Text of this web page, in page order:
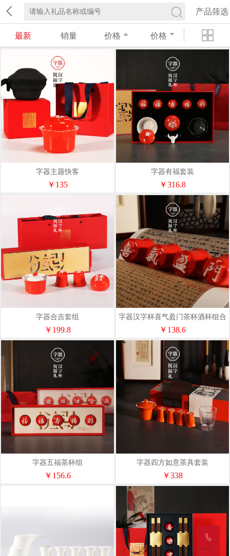
产品筛选
最新 销量 价格 价格
字器主题快客
￥135
字器有福套装
￥316.8
字器合吉套组
￥199.8
字器汉字杯喜气盈门茶杯酒杯组合
装礼盒
￥138.6
字器五福茶杯组
￥156.6
字器四方如意茶具套装
￥338